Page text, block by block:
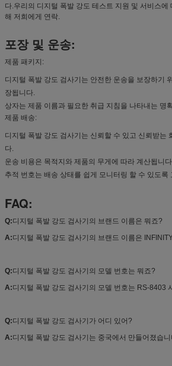
다.우리의 디지털 폭발 강도 테스트 지원 및 서비스에
해 저희에게 연락.
포장 및 운송:
제품 패키지:
디지털 폭발 강도 검사기는 안전한 운송을 보장하기
장됩니다.
상자는 제품 이름과 필요한 취급 지침을 나타내는 명
제품 배송:
디지털 폭발 강도 검사기는 신뢰할 수 있고 신뢰받는
다.
운송 비용은 목적지와 제품의 무게에 따라 계산됩니
추적 번호는 배송 상태를 쉽게 모니터링 할 수 있도록
FAQ:
Q:디지털 폭발 강도 검사기의 브랜드 이름은 뭐죠?
A:디지털 폭발 강도 검사기의 브랜드 이름은
Q:디지털 폭발 강도 검사기의 모델 번호는 뭐죠?
A:디지털 폭발 강도 검사기의 모델 번호는 RS-8403
Q:디지털 폭발 강도 검사기가 어디 있어?
A:디지털 폭발 강도 검사기는 중국에서 만들어졌습